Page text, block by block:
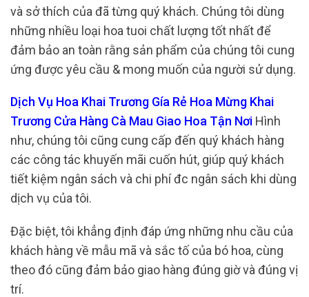
và sở thích của đã từng quý khách. Chúng tôi dùng
những nhiều loại hoa tuoi chất lượng tốt nhất để
đảm bảo an toàn rằng sản phẩm của chúng tôi cung
ứng được yêu cầu & mong muốn của người sử dụng.
Dịch Vụ Hoa Khai Trương Gía Rẻ Hoa Mừng Khai
Trương Cửa Hàng Cà Mau Giao Hoa Tận Nơi Hình
như, chúng tôi cũng cung cấp đến quý khách hàng
các công tác khuyến mãi cuốn hút, giúp quý khách
tiết kiệm ngân sách và chi phí đc ngân sách khi dùng
dịch vụ của tôi.
Đặc biệt, tôi khẳng định đáp ứng những nhu cầu của
khách hàng về mẫu mã và sắc tố của bó hoa, cùng
theo đó cũng đảm bảo giao hàng đúng giờ và đúng vị
trí.